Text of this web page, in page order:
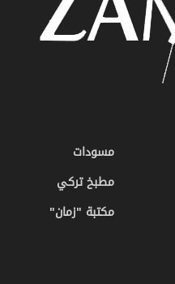
مسودات
مطبخ تركي
مكتبة "زمان"